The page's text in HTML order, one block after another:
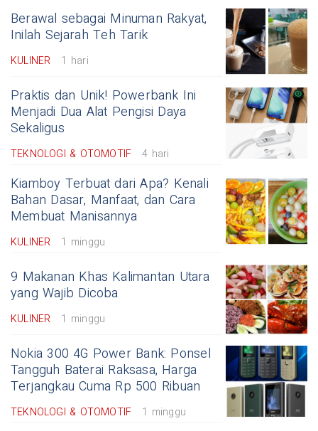
Berawal sebagai Minuman Rakyat,
Inilah Sejarah Teh Tarik
KULINER 1 hari
Praktis dan Unik! Powerbank Ini
Menjadi Dua Alat Pengisi Daya
Sekaligus
TEKNOLOGI & OTOMOTIF 4 hari
Kiamboy Terbuat dari Apa? Kenali
Bahan Dasar, Manfaat, dan Cara
Membuat Manisannya
KULINER 1 minggu
9 Makanan Khas Kalimantan Utara
yang Wajib Dicoba
KULINER 1 minggu
Nokia 300 4G Power Bank: Ponsel
Tangguh Baterai Raksasa, Harga
Terjangkau Cuma Rp 500 Ribuan
TEKNOLOGI & OTOMOTIF 1 minggu